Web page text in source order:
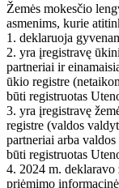
Žemės mokesčio
asmenims, kurie
1. deklaruoja
2. yra įregistravę
partneriai ir
ūkio registre
būti registruotas
3. yra įregistravę
registre (valdos
partneriai arba
būti registruotas
4. 2024 m. deklaravo
priėmimo